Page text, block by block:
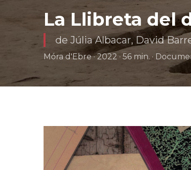
La Llibreta del
de Júlia Albacar, David
Móra d'Ebre · 2022 · 56 min. ·